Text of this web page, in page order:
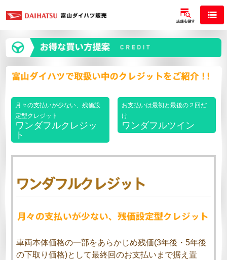
月々の支払いが少ない、残価設
定型クレジット
ワンダフルクレジッ
ト
お支払いは最初と最後の２回だ
け
ワンダフルツイン
車両本体価格の一部をあらかじめ残価(3年後・5年後
の下取り価格)として最終回のお支払いまで据え置